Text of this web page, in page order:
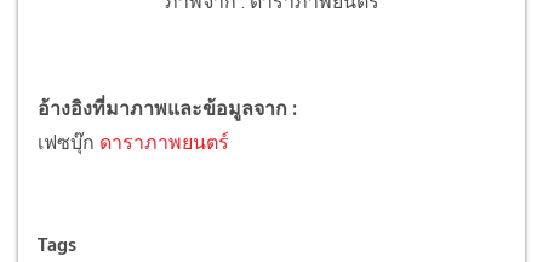
อ้างอิงที่มาภาพและข้อมูลจาก :
เฟซบุ๊ก ดาราภาพยนตร์
Tags